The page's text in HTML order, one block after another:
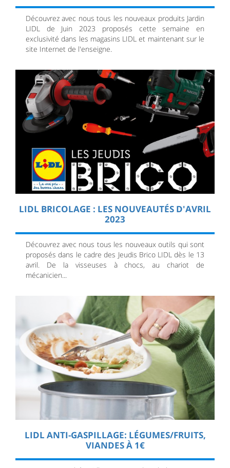
Découvrez avec nous tous les nouveaux produits Jardin
LIDL de Juin 2023 proposés cette semaine en
exclusivité dans les magasins LIDL et maintenant sur le
site Internet de l'enseigne.
LIDL BRICOLAGE : LES NOUVEAUTÉS D'AVRIL
2023
Découvrez avec nous tous les nouveaux outils qui sont
proposés dans le cadre des Jeudis Brico LIDL dès le 13
avril. De la visseuses à chocs, au chariot de
mécanicien...
LIDL ANTI-GASPILLAGE: LÉGUMES/FRUITS,
VIANDES À 1€